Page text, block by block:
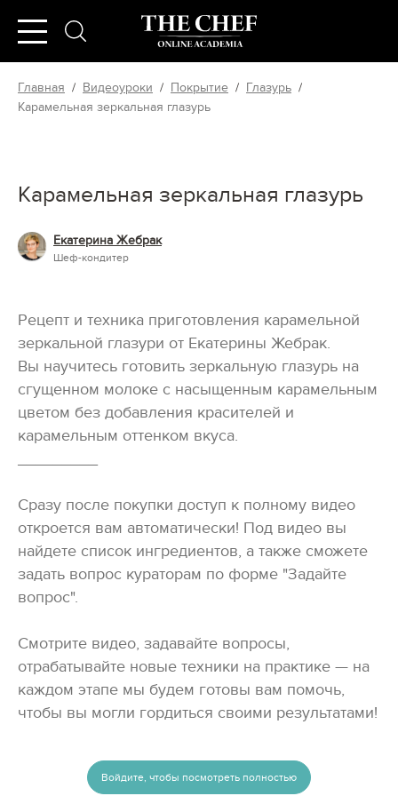
Главная / Видеоуроки / Покрытие / Глазурь /
Карамельная зеркальная глазурь
Карамельная зеркальная глазурь
Екатерина Жебрак
Шеф-кондитер
Рецепт и техника приготовления карамельной
зеркальной глазури от Екатерины Жебрак.
Вы научитесь готовить зеркальную глазурь на
сгущенном молоке с насыщенным карамельным
цветом без добавления красителей и
карамельным оттенком вкуса.
Сразу после покупки доступ к полному видео
откроется вам автоматически! Под видео вы
найдете список ингредиентов, а также сможете
задать вопрос кураторам по форме "Задайте
вопрос".
Смотрите видео, задавайте вопросы,
отрабатывайте новые техники на практике — на
каждом этапе мы будем готовы вам помочь,
чтобы вы могли гордиться своими результатами!
Войдите, чтобы посмотреть полностью